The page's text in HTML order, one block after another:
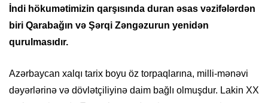
İndi hökumətimizin qarşısında duran əsas vəzifələrdən
biri Qarabağın və Şərqi Zəngəzurun yenidən
qurulmasıdır.
Azərbaycan xalqı tarix boyu öz torpaqlarına, milli-mənəvi
dəyərlərinə və dövlətçiliyinə daim bağlı olmuşdur. Lakin XX